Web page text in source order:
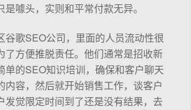
噱头，实则和平常付款无异。
谷歌SEO公司，里面的人员流动性很
了方便推脱责任。他们通常是招收新
单的SEO知识培训，确保和客户聊天
内容，然后就开始销售工作，谈客户
发觉限定时间到了还是没有结果，去